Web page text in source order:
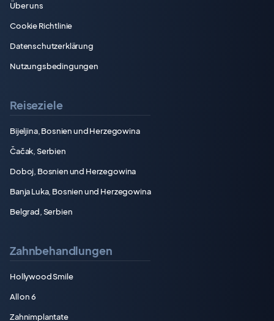
Über uns
Cookie Richtlinie
Datenschutzerklärung
Nutzungsbedingungen
Reiseziele
Bijeljina, Bosnien und Herzegowina
Čačak, Serbien
Doboj, Bosnien und Herzegowina
Banja Luka, Bosnien und Herzegowina
Belgrad, Serbien
Zahnbehandlungen
Hollywood Smile
All on 6
Zahnimplantate